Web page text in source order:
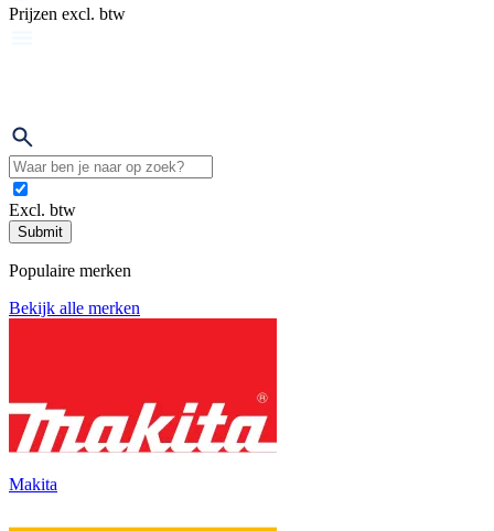
Prijzen excl. btw
Excl. btw
Submit
Populaire merken
Bekijk alle merken
Makita